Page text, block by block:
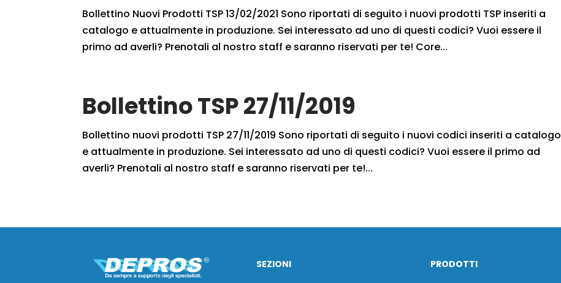
Bollettino Nuovi Prodotti TSP 13/02/2021 Sono riportati di seguito i nuovi prodotti TSP inseriti a
catalogo e attualmente in produzione. Sei interessato ad uno di questi codici? Vuoi essere il
primo ad averli? Prenotali al nostro staff e saranno riservati per te! Core...
Bollettino TSP 27/11/2019
Bollettino nuovi prodotti TSP 27/11/2019 Sono riportati di seguito i nuovi codici inseriti a catalogo
e attualmente in produzione. Sei interessato ad uno di questi codici? Vuoi essere il primo ad
averli? Prenotali al nostro staff e saranno riservati per te!...
SEZIONI
PRODOTTI